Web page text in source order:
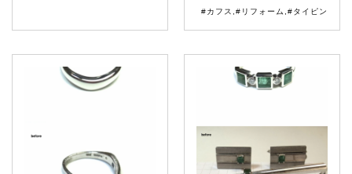
#カフス #リフォーム #タイピン